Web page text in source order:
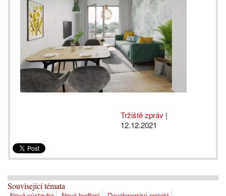
Tržiště zpráv |
12.12.2021
Související témata